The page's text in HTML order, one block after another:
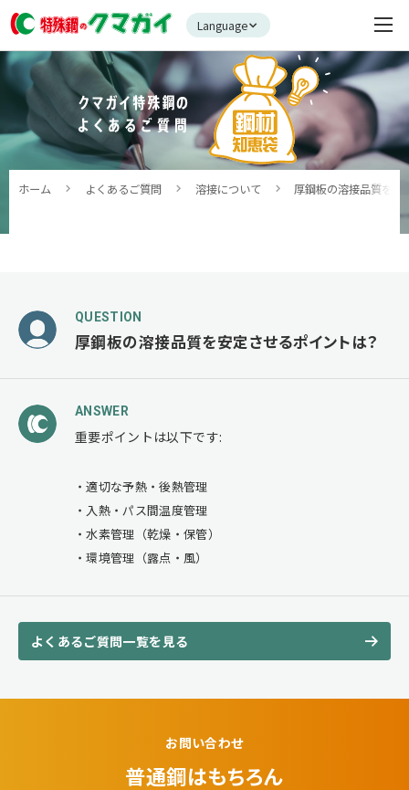
Language
ホーム よくあるご質問 溶接について 厚鋼板の溶接品質を安
QUESTION
厚鋼板の溶接品質を安定させるポイントは？
ANSWER
重要ポイントは以下です:
適切な予熱・後熱管理
入熱・パス間温度管理
水素管理（乾燥・保管）
環境管理（露点・風）
よくあるご質問一覧を見る
お問い合わせ
普通鋼はもちろん